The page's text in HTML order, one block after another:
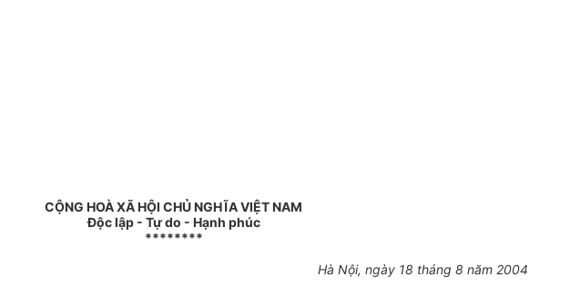
CỘNG HOÀ XÃ HỘI CHỦ NGHĨA VIỆT NAM
Độc lập - Tự do - Hạnh phúc
********
Hà Nội, ngày 18 tháng 8 năm 2004